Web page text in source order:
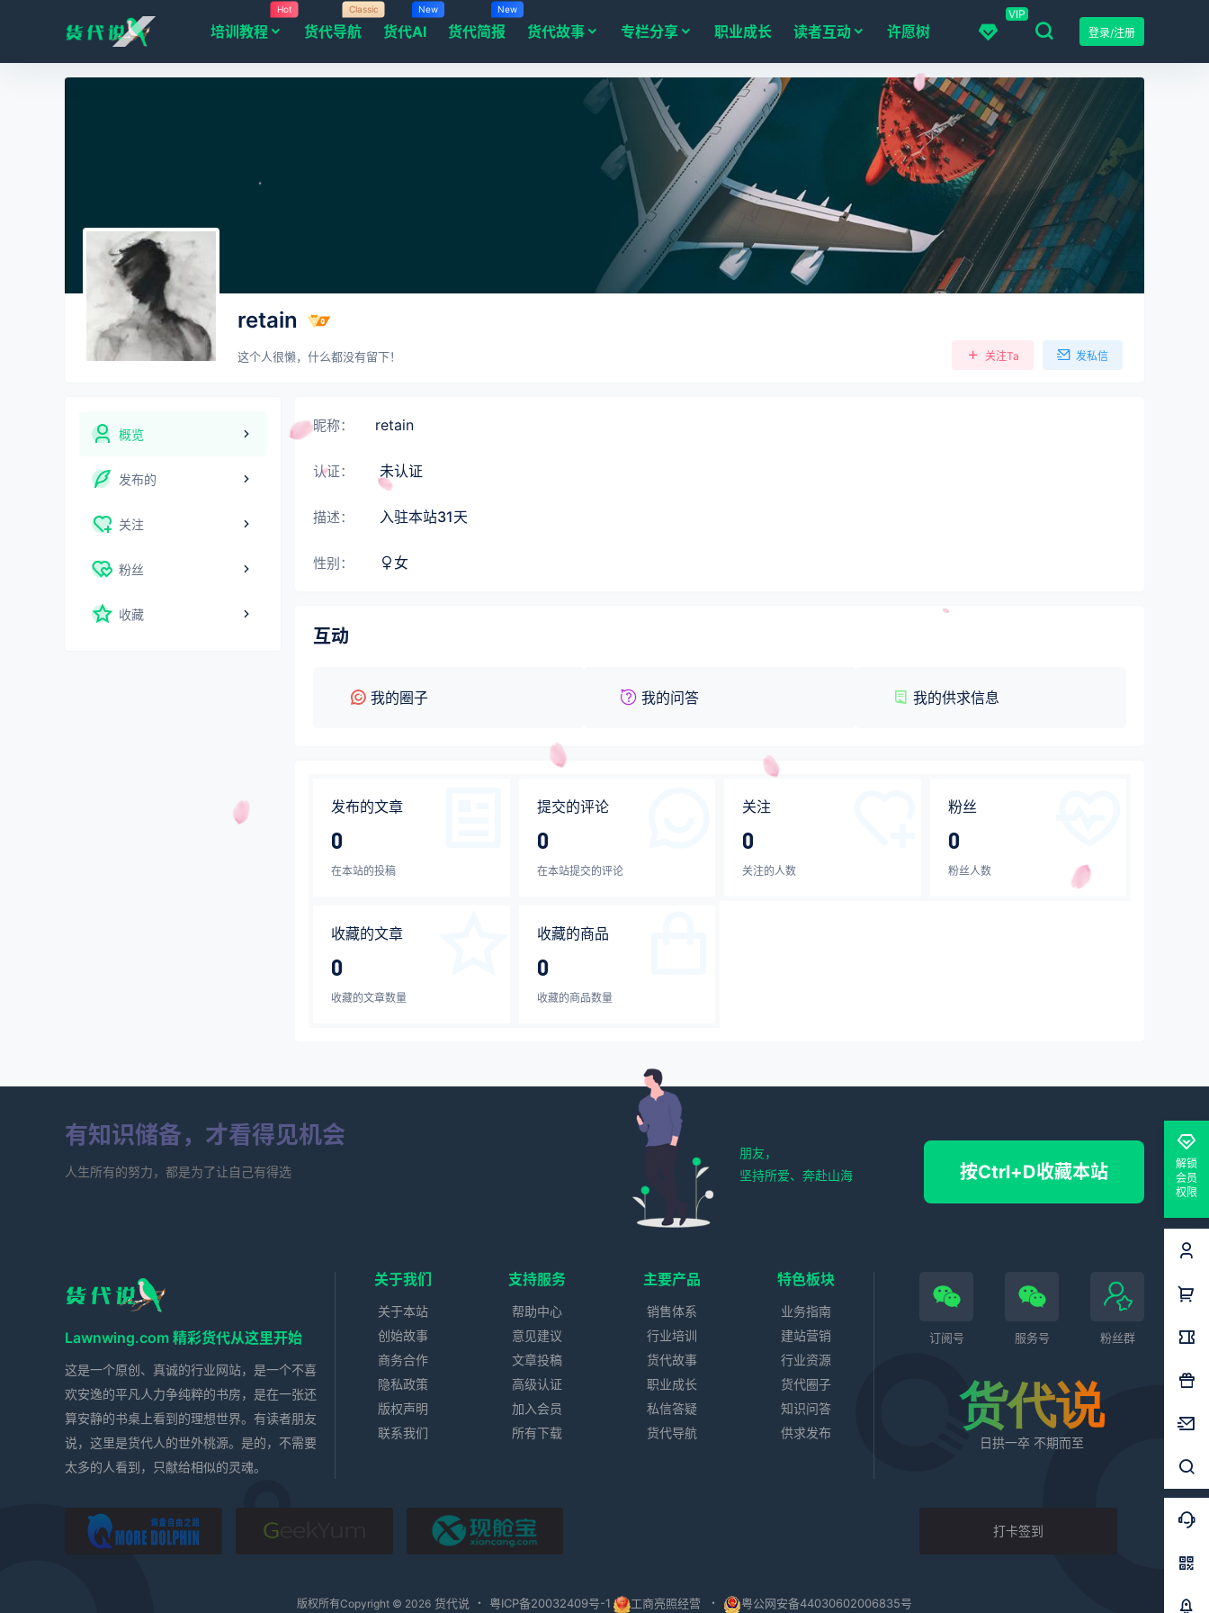
VIP
登录/注册
培训教程
Hot
货代导航
Classic
货代AI
New
货代简报
New
货代故事 专栏分享 职业成长 读者互动 许愿树
retain
这个人很懒，什么都没有留下！ 关注Ta 发私信
概览
发布的
关注
粉丝
收藏
昵称： retain
认证： 未认证
描述： 入驻本站31天
性别： 女
互动
我的圈子 我的问答 我的供求信息
发布的文章
0
在本站的投稿
提交的评论
0
在本站提交的评论
关注
0
关注的人数
粉丝
0
粉丝人数
收藏的文章
0
收藏的文章数量
收藏的商品
0
收藏的商品数量
解锁
会员
权限
有知识储备，才看得见机会
人生所有的努力，都是为了让自己有得选 按Ctrl+D收藏本站
朋友，
坚持所爱、奔赴山海
Lawnwing.com 精彩货代从这里开始
这是一个原创、真诚的行业网站，是一个不喜
欢安逸的平凡人力争纯粹的书房，是在一张还
算安静的书桌上看到的理想世界。有读者朋友
说，这里是货代人的世外桃源。是的，不需要
太多的人看到，只献给相似的灵魂。
关于我们
关于本站
创始故事
商务合作
隐私政策
版权声明
联系我们
支持服务
帮助中心
意见建议
文章投稿
高级认证
加入会员
所有下载
主要产品
销售体系
行业培训
货代故事
职业成长
私信答疑
货代导航
特色板块
业务指南
建站营销
行业资源
货代圈子
知识问答
供求发布
订阅号 服务号 粉丝群
货代说
日拱一卒 不期而至
打卡签到
版权所有Copyright © 2026 货代说 ・ 粤ICP备20032409号-1 工商亮照经营 ・ 粤公网安备44030602006835号